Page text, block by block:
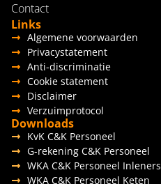
Contact
Links
Algemene voorwaarden
Privacystatement
Anti-discriminatie
Cookie statement
Disclaimer
Verzuimprotocol
Downloads
KvK C&K Personeel
G-rekening C&K Personeel
WKA C&K Personeel Inleners
WKA C&K Personeel Keten